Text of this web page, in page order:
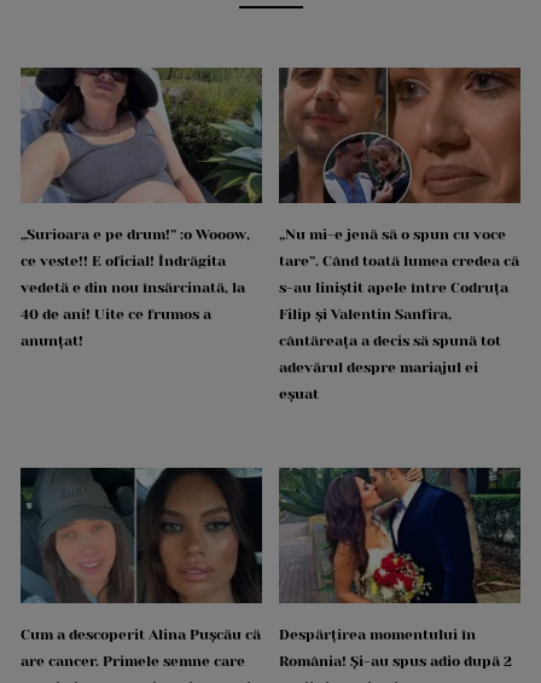
„Surioara e pe drum!” :o Wooow,
ce veste!! E oficial! Îndrăgita
vedetă e din nou însărcinată, la
40 de ani! Uite ce frumos a
anunțat!
„Nu mi-e jenă să o spun cu voce
tare”. Când toată lumea credea că
s-au liniștit apele între Codruța
Filip și Valentin Sanfira,
cântăreața a decis să spună tot
adevărul despre mariajul ei
eșuat
Cum a descoperit Alina Pușcău că
are cancer. Primele semne care
Despărțirea momentului în
România! Și-au spus adio după 2